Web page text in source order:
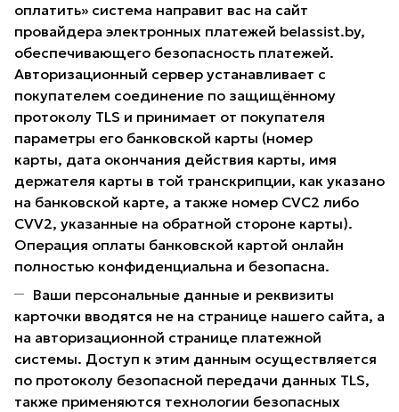
оплатить» система направит вас на сайт
провайдера электронных платежей belassist.by,
обеспечивающего безопасность платежей.
Авторизационный сервер устанавливает с
покупателем соединение по защищённому
протоколу TLS и принимает от покупателя
параметры его банковской карты (номер
карты, дата окончания действия карты, имя
держателя карты в той транскрипции, как указано
на банковской карте, а также номер CVC2 либо
CVV2, указанные на обратной стороне карты).
Операция оплаты банковской картой онлайн
полностью конфиденциальна и безопасна.
Ваши персональные данные и реквизиты
карточки вводятся не на странице нашего сайта, а
на авторизационной странице платежной
системы. Доступ к этим данным осуществляется
по протоколу безопасной передачи данных TLS,
также применяются технологии безопасных